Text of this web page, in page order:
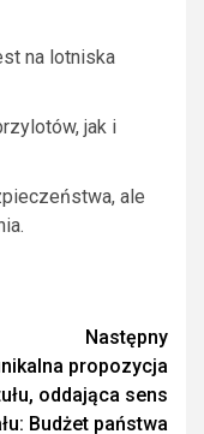
na lotniska
jak i
ale
Następny
propozycja
oddająca sens
Budżet państwa